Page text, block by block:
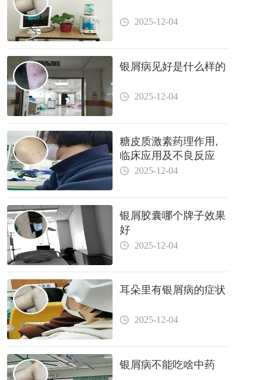
2025-12-04
银屑病见好是什么样的
2025-12-04
糖皮质激素药理作用,
临床应用及不良反应
2025-12-04
银屑胶囊哪个牌子效果
好
2025-12-04
耳朵里有银屑病的症状
2025-12-04
银屑病不能吃啥中药